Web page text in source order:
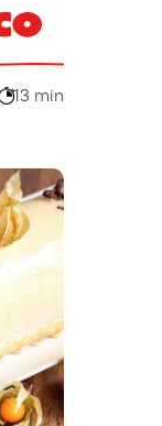
13 min